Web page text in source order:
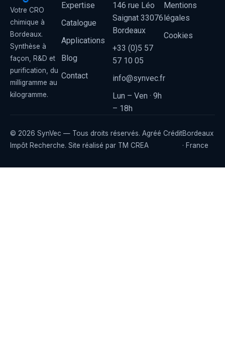
Votre CRO
chimique à
Bordeaux.
Synthèse à
façon, R&D et
purification, du
milligramme au
kilogramme.
Expertise
Catalogue
Applications
Blog
Contact
146 rue Léo
Saignat 33076
Bordeaux
+33 (0)5 57
57 10 05
info@synvec.fr
Lun – Ven · 9h
– 18h
Mentions
légales
Cookies
© 2026 SynVec — Tous droits réservés. Agréé Crédit
Impôt Recherche. Site réalisé par TM CREA
Bordeaux
· France